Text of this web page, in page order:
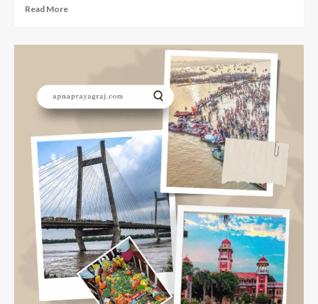
बनेंगे
पुल
Read MoreRead
Kumbh:
कब
और
क्यों
है?